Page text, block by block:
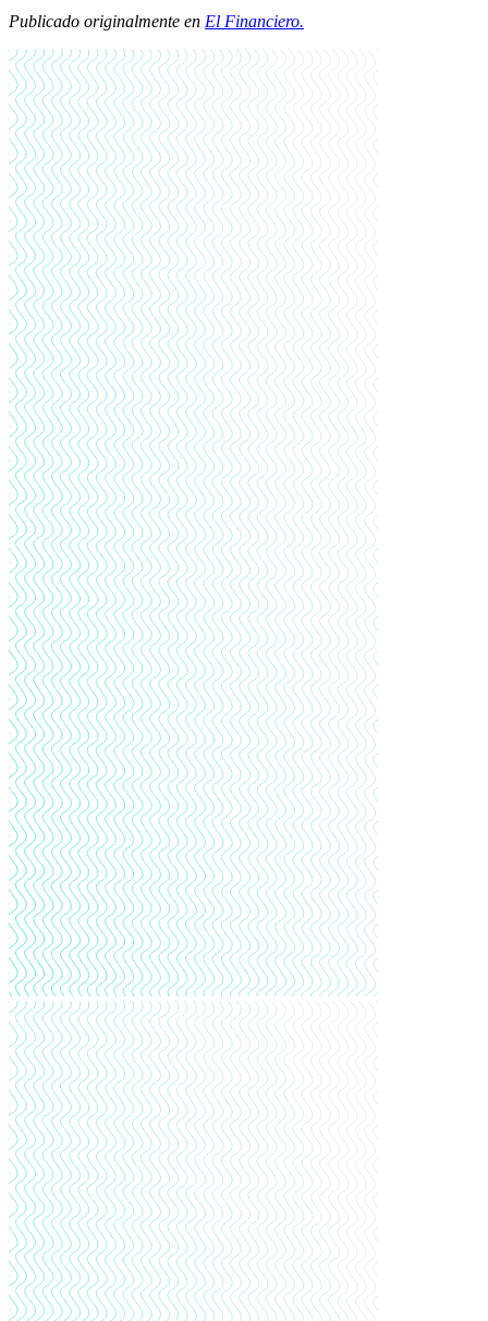
Publicado originalmente en El Financiero.